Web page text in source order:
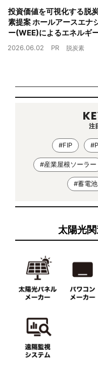
投資価値を可視化する脱
素提案 ホールアースエナジ
ー(WEE)によるエネルギ
戦略とは｜工場脱炭素の進
2026.06.02 PR 脱炭素
注
#FIP
#産業屋根ソーラー
#蓄電池
太陽光